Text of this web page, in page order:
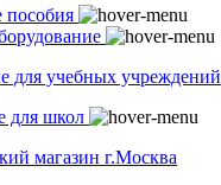
для учебных учреждений
для школ
магазин г.Москва